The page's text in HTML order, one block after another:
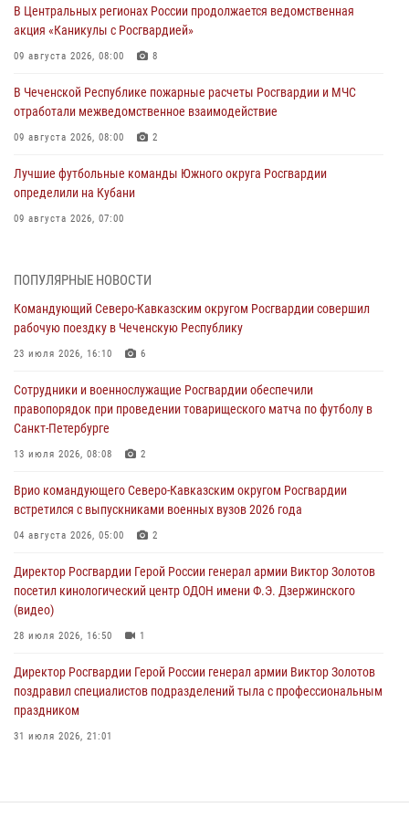
В Центральных регионах России продолжается ведомственная
акция «Каникулы с Росгвардией»
09 августа 2026, 08:00 8
В Чеченской Республике пожарные расчеты Росгвардии и МЧС
отработали межведомственное взаимодействие
09 августа 2026, 08:00 2
Лучшие футбольные команды Южного округа Росгвардии
определили на Кубани
09 августа 2026, 07:00
(видео)
В регионах Урала бойцам Росгвардии в зону СВО передали свежие
тиражи газет
Росгвардейцы провели занятие по стрелковой подготовке для
воспитанников Центра детского, юношеского туризма и
краеведения Луганской Народной Республики
Всероссийская ведомственная акции «Каникулы с Росгвардией
проходит в Сибири
ПОПУЛЯРНЫЕ НОВОСТИ
Командующий Северо-Кавказским округом Росгвардии совершил
рабочую поездку в Чеченскую Республику
23 июля 2026, 16:10 6
Сотрудники и военнослужащие Росгвардии обеспечили
правопорядок при проведении товарищеского матча по футболу в
Санкт-Петербурге
13 июля 2026, 08:08 2
Врио командующего Северо-Кавказским округом Росгвардии
встретился с выпускниками военных вузов 2026 года
04 августа 2026, 05:00 2
Директор Росгвардии Герой России генерал армии Виктор Золотов
посетил кинологический центр ОДОН имени Ф.Э. Дзержинского
(видео)
28 июля 2026, 16:50 1
Директор Росгвардии Герой России генерал армии Виктор Золотов
поздравил специалистов подразделений тыла с профессиональным
праздником
31 июля 2026, 21:01